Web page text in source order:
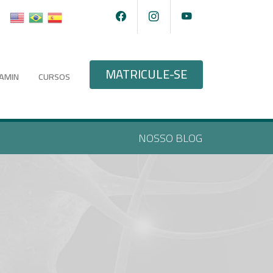
CURSOS MATRICULE-SE
NOSSO BLOG